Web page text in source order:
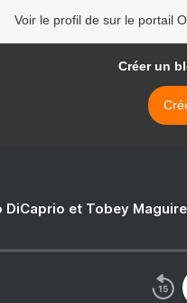
Voir le profil de sur le portail
Créer un
DiCaprio et Tobey